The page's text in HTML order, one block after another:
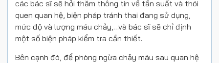
các bác sĩ sẽ hỏi thăm thông tin về tần suất và thói
quen quan hệ, biện pháp tránh thai đang sử dụng,
mức độ và lượng máu chảy,…và bác sĩ sẽ chỉ định
một số biện pháp kiểm tra cần thiết.
Bên cạnh đó, để phòng ngừa chảy máu sau quan hệ